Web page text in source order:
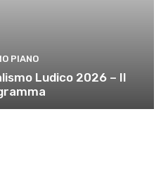
PIANO
Ludico 2026 – Il